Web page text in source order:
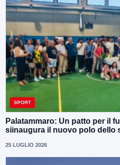
SPORT
Palatammaro: Un patto per il
siinaugura il nuovo polo dello
25 LUGLIO 2026